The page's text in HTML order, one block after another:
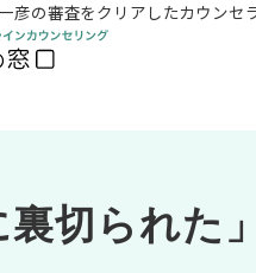
彦の審査をクリアしたカウンセ
裏切られ